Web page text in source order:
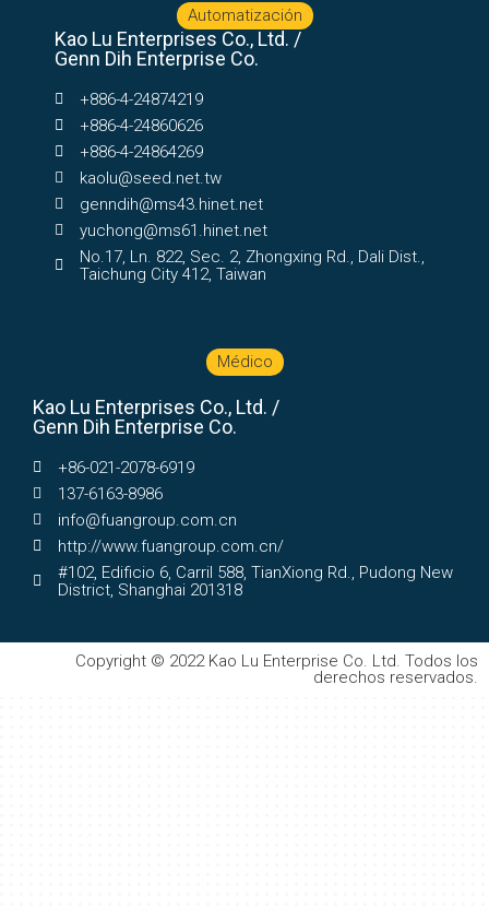
Automatización
Kao Lu Enterprises Co., Ltd. /
Genn Dih Enterprise Co.
+886-4-24874219
+886-4-24860626
+886-4-24864269
kaolu@seed.net.tw
genndih@ms43.hinet.net
yuchong@ms61.hinet.net
No.17, Ln. 822, Sec. 2, Zhongxing Rd., Dali Dist.,
Taichung City 412, Taiwan
Médico
Kao Lu Enterprises Co., Ltd. /
Genn Dih Enterprise Co.
+86-021-2078-6919
137-6163-8986
info@fuangroup.com.cn
http://www.fuangroup.com.cn/
#102, Edificio 6, Carril 588, TianXiong Rd., Pudong New
District, Shanghai 201318
Copyright © 2022 Kao Lu Enterprise Co. Ltd. Todos los
derechos reservados.